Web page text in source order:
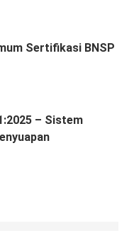
Sertifikasi BNSP
– Sistem